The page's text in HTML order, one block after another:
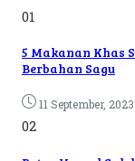
01
5 Makanan Khas
Berbahan Sagu
11 September, 2023
02